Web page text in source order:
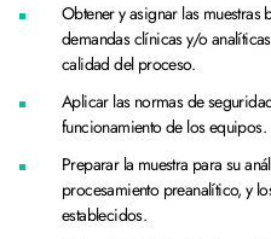
Obtener y asignar las
demandas clínicas y/o
calidad del proceso.
Aplicar las normas de
funcionamiento de los equipos.
Preparar la muestra para su
procesamiento preanalítico, y
establecidos.